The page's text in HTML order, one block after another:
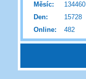
Online: 482
Měsíc:
134460
Den:
15728